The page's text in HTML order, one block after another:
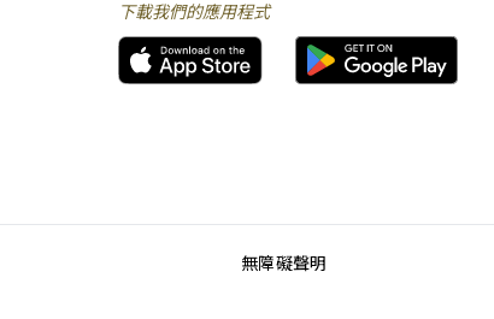
下載我們的應用程式
無障礙聲明